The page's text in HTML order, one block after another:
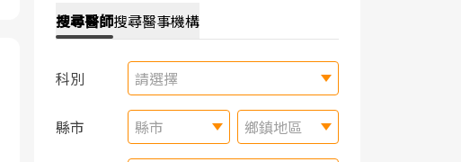
搜尋醫師搜尋醫事機構
科別 請選擇
縣市 縣市 鄉鎮地區